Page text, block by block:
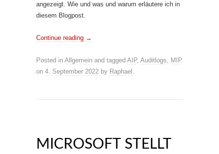
angezeigt. Wie und was und warum erläutere ich in
diesem Blogpost.
Continue reading →
Posted in Allgemein and tagged AIP, Auditlogs, MIP
on 4. September 2022 by Raphael .
MICROSOFT STELLT